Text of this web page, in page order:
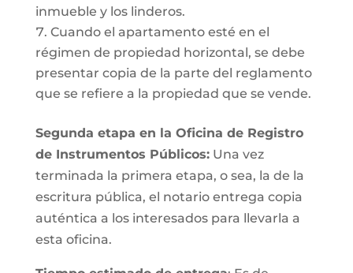
inmueble y los linderos.
Cuando el apartamento esté en el
régimen de propiedad horizontal, se debe
presentar copia de la parte del reglamento
que se refiere a la propiedad que se vende.
Segunda etapa en la Oficina de Registro
de Instrumentos Públicos:Una vez
terminada la primera etapa, o sea, la de la
escritura pública, el notario entrega copia
auténtica a los interesados para llevarla a
esta oficina.